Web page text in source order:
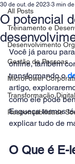
All Posts
Treinamento e
Desenvolvimento
Gestão de Pessoas
MicroPower
Transformação Digital
Responsabilidade
O potencial
30 de out. de 2023 3 min
Você já parou
online, também
transformando o
artigo,
como ele pode
Esqueça termos
explicar tudo de
O Que é E-